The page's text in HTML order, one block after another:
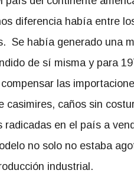
diferencia había entre
Se había generado una
de sí misma y para
las
casimires, caños sin
radicadas en el país a
no solo no estaba
industrial.